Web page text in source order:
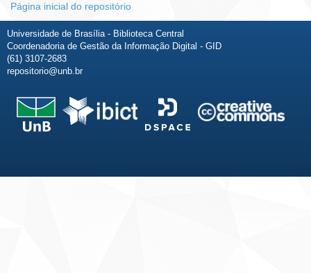
Página inicial do repositório
Universidade de Brasília - Biblioteca Central
Coordenadoria de Gestão da Informação Digital - GID
(61) 3107-2683
repositorio@unb.br